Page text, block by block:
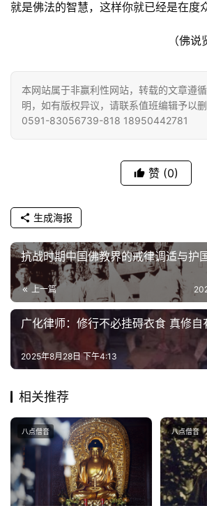
菩
公
益
佛
教
人
物
寺
院
巡
礼
视
频
纪
录
佛
登录 注册
就是佛法的智慧，这样你就已经是在度
（佛
本网站属于非赢利性网站，转载的文章遵
明，如有版权异议，请联系值班编辑予以删
0591-83056739-818 18950442781
赞 (0)
生成海报
抗战时期中国佛教界的戒律调适与护
上一篇
广化律师：修行不必挂碍衣食 真修自
2025年8月28日 下午4:13
相关推荐
八点僧音 八点僧音